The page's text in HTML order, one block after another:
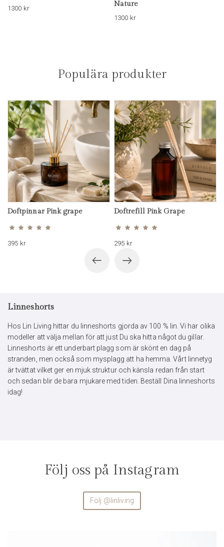
1300 kr
Nature
1300 kr
Populära produkter
Doftpinnar Pink grape
395 kr
Doftrefill Pink Grape
295 kr
Linneshorts
Hos Lin Living hittar du linneshorts gjorda av 100 % lin. Vi har olika
modeller att välja mellan för att just Du ska hitta något du gillar.
Linneshorts är ett underbart plagg som är skönt en dag på
stranden, men också som mysplagg att ha hemma. Vårt linnetyg
är tvättat vilket ger en mjuk struktur och känsla redan från start
och sedan blir de bara mjukare med tiden. Beställ Dina linneshorts
idag!
Följ oss på Instagram
Följ @linliving